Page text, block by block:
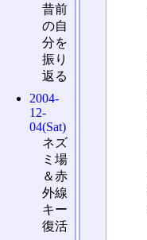
昔前
の自
分を
振り
返る
2004-
12-
04(Sat)
ネズ
ミ場
＆赤
外線
キー
復活